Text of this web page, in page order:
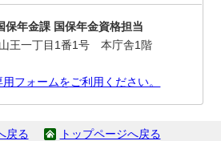
年金課 国保年金資格担当
王一丁目1番1号 本庁舎1階
フォームをご利用ください。
戻る トップページへ戻る